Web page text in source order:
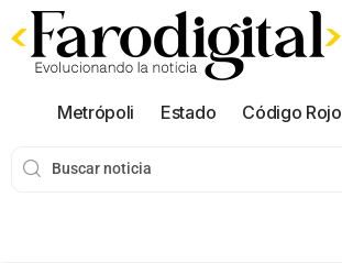
Metrópoli Estado Código Rojo